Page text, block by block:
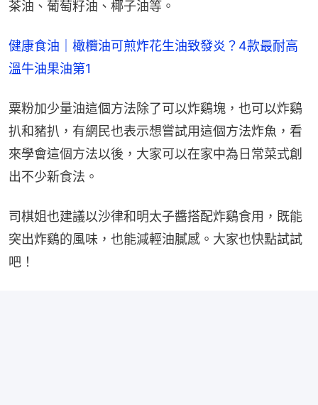
茶油、葡萄籽油、椰子油等。
健康食油｜橄欖油可煎炸花生油致發炎？4款最耐高
溫牛油果油第1
粟粉加少量油這個方法除了可以炸鷄塊，也可以炸鷄
扒和豬扒，有網民也表示想嘗試用這個方法炸魚，看
來學會這個方法以後，大家可以在家中為日常菜式創
出不少新食法。
司棋姐也建議以沙律和明太子醬搭配炸鷄食用，既能
突出炸鷄的風味，也能減輕油膩感。大家也快點試試
吧！